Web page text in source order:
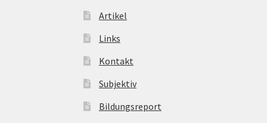
Artikel
Links
Kontakt
Subjektiv
Bildungsreport